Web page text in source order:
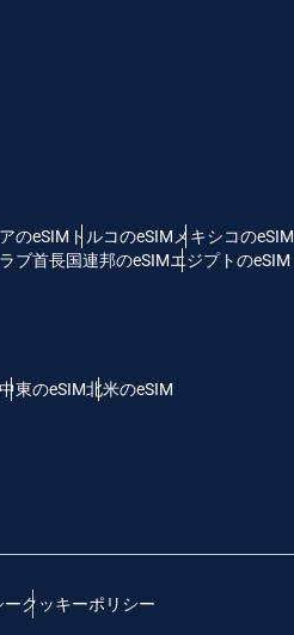
のeSIM トルコのeSIM メキシコのeSIM
ブ首長国連邦のeSIMエジプトのeSIM
中東のeSIM北米のeSIM
ークッキーポリシー
Deutsch
Polski
THB - タイ・バーツ